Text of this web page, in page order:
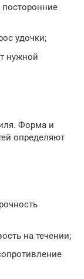
удочки;
нужной
Форма и
определяют
на течении;